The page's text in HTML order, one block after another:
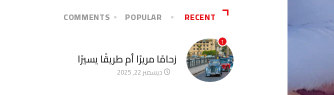
RECENT
POPULAR
COMMENTS
1
زحامًا مريرًا أم طريقًا يسيرًا
ديسمبر 22, 2025